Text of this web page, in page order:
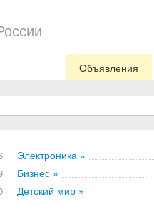
Объявления
Электроника »
Бизнес »
Детский мир »